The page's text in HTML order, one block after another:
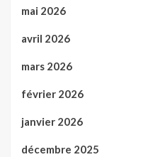
mai 2026
avril 2026
mars 2026
février 2026
janvier 2026
décembre 2025